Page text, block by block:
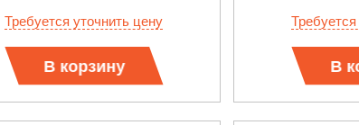
ТОКА ПП
Требуется уточнить цену
В корзину В